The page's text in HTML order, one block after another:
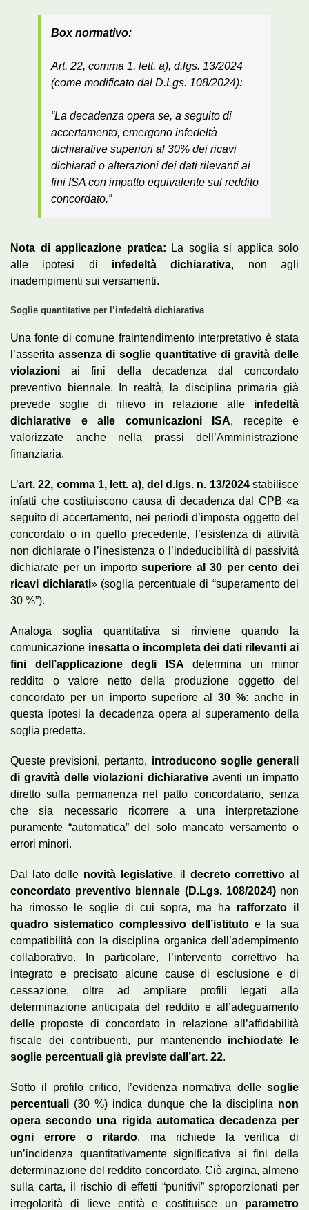
Box normativo:
Art. 22, comma 1, lett. a), d.lgs. 13/2024
(come modificato dal D.Lgs. 108/2024):
“La decadenza opera se, a seguito di
accertamento, emergono infedeltà
dichiarative superiori al 30% dei ricavi
dichiarati o alterazioni dei dati rilevanti ai
fini ISA con impatto equivalente sul reddito
concordato.”
Nota di applicazione pratica: La soglia si applica solo
alle ipotesi di infedeltà dichiarativa, non agli
inadempimenti sui versamenti.
Soglie quantitative per l’infedeltà dichiarativa
Una fonte di comune fraintendimento interpretativo è stata
l’asserita assenza di soglie quantitative di gravità delle
violazioni ai fini della decadenza dal concordato
preventivo biennale. In realtà, la disciplina primaria già
prevede soglie di rilievo in relazione alle infedeltà
dichiarative e alle comunicazioni ISA, recepite e
valorizzate anche nella prassi dell’Amministrazione
finanziaria.
L’art. 22, comma 1, lett. a), del d.lgs. n. 13/2024stabilisce
infatti che costituiscono causa di decadenza dal CPB «a
seguito di accertamento, nei periodi d’imposta oggetto del
concordato o in quello precedente, l’esistenza di attività
non dichiarate o l’inesistenza o l’indeducibilità di passività
dichiarate per un importosuperiore al 30 per cento dei
ricavi dichiarati» (soglia percentuale di “superamento del
30 %”).
Analoga soglia quantitativa si rinviene quando la
comunicazione inesatta o incompleta dei dati rilevanti ai
fini dell’applicazione degli ISA determina un minor
reddito o valore netto della produzione oggetto del
concordato per un importo superiore al 30 %: anche in
questa ipotesi la decadenza opera al superamento della
soglia predetta.
Queste previsioni, pertanto, introducono soglie generali
di gravità delle violazioni dichiarativeaventi un impatto
diretto sulla permanenza nel patto concordatario, senza
che sia necessario ricorrere a una interpretazione
puramente “automatica” del solo mancato versamento o
errori minori.
Dal lato delle novità legislative, il decreto correttivo al
concordato preventivo biennale (D.Lgs. 108/2024)non
ha rimosso le soglie di cui sopra, ma ha rafforzato il
quadro sistematico complessivo dell’istituto e la sua
compatibilità con la disciplina organica dell’adempimento
collaborativo. In particolare, l’intervento correttivo ha
integrato e precisato alcune cause di esclusione e di
cessazione, oltre ad ampliare profili legati alla
determinazione anticipata del reddito e all’adeguamento
delle proposte di concordato in relazione all’affidabilità
fiscale dei contribuenti, pur mantenendo inchiodate le
soglie percentuali già previste dall’art. 22.
Sotto il profilo critico, l’evidenza normativa delle soglie
percentuali (30 %) indica dunque che la disciplina non
opera secondo una rigida automatica decadenza per
ogni errore o ritardo, ma richiede la verifica di
un’incidenza quantitativamente significativa ai fini della
determinazione del reddito concordato. Ciò argina, almeno
sulla carta, il rischio di effetti “punitivi” sproporzionati per
irregolarità di lieve entità e costituisce un parametro